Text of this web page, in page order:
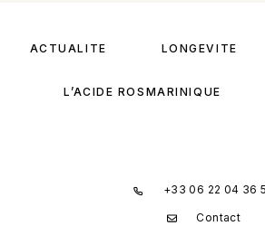
ACTUALITÉ LONGÉVITÉ
L’ACIDE ROSMARINIQUE
+33 06 22 04 36
Contact